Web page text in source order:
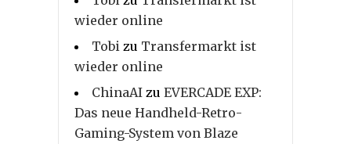
wieder online
Tobi zu Transfermarkt ist
wieder online
ChinaAI zu EVERCADE EXP:
Das neue Handheld-Retro-
Gaming-System von Blaze